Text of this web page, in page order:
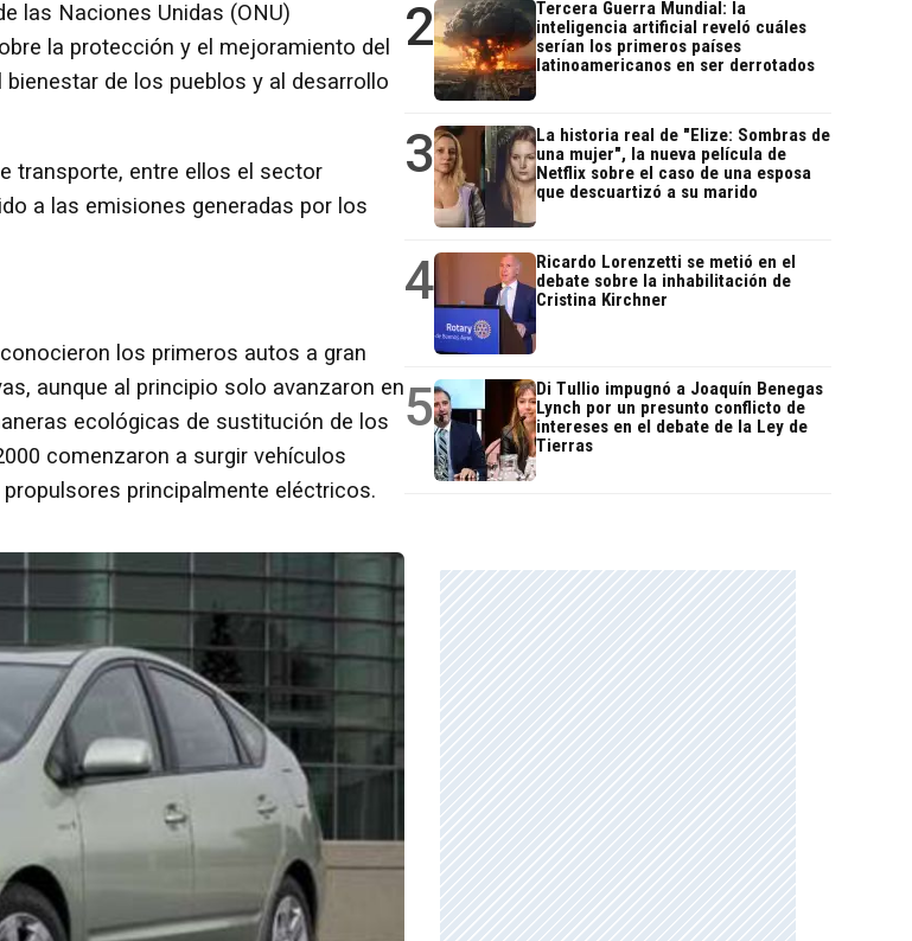
las Naciones Unidas (ONU)
la protección y el mejoramiento del
de los pueblos y al desarrollo
transporte, entre ellos el sector
a las emisiones generadas por los
los primeros autos a gran
aunque al principio solo avanzaron en
ecológicas de sustitución de los
comenzaron a surgir vehículos
principalmente eléctricos.
2
Tercera Guerra Mundial: la
inteligencia artificial reveló cuáles
serían los primeros países
latinoamericanos en ser derrotados
3
La historia real de "Elize: Sombras de
una mujer", la nueva película de
Netflix sobre el caso de una esposa
que descuartizó a su marido
4
Ricardo Lorenzetti se metió en el
debate sobre la inhabilitación de
Cristina Kirchner
5
Di Tullio impugnó a Joaquín Benegas
Lynch por un presunto conflicto de
intereses en el debate de la Ley de
Tierras